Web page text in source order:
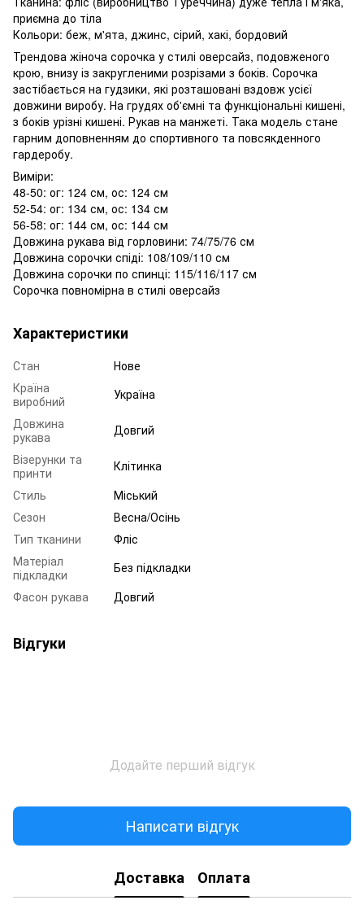
приємна до тіла
Кольори: беж, м'ята, джинс, сірий, хакі, бордовий
Трендова жіноча сорочка у стилі оверсайз, подовженого
крою, внизу із закругленими розрізами з боків. Сорочка
застібається на гудзики, які розташовані вздовж усієї
довжини виробу. На грудях об'ємні та функціональні кишені,
з боків урізні кишені. Рукав на манжеті. Така модель стане
гарним доповненням до спортивного та повсякденного
гардеробу.
Виміри:
48-50: ог: 124 см, ос: 124 см
52-54: ог: 134 см, ос: 134 см
56-58: ог: 144 см, ос: 144 см
Довжина рукава від горловини: 74/75/76 см
Довжина сорочки спіді: 108/109/110 см
Довжина сорочки по спинці: 115/116/117 см
Сорочка повномірна в стилі оверсайз
Характеристики
Стан
Нове
Країна
виробний
Україна
Довжина
рукава
Довгий
Візерунки та
принти
Клітинка
Стиль
Міський
Сезон
Весна/Осінь
Тип тканини
Фліс
Матеріал
підкладки
Без підкладки
Фасон рукава
Довгий
Відгуки
Додайте перший відгук
Написати відгук
Доставка Оплата